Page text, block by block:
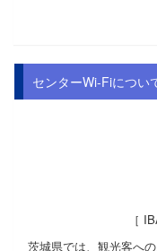
センターWi-Fiについ
［
茨城県では、観光客へ